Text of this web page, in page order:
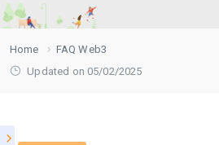
Home
FAQ Web3
Updated on 05/02/2025